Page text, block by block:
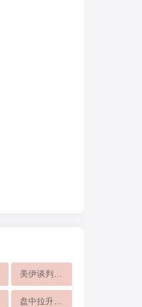
美伊谈判僵局
盘中拉升超8